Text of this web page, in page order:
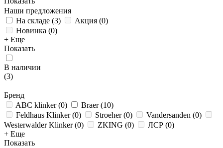
Наши предложения
На складе (3) Акция (0)
Новинка (0)
+ Еще
Показать
В наличии
(3)
Бренд
ABC klinker(0) Braer(10)
Feldhaus Klinker(0) Stroeher(0) Vandersanden (0)
Westerwalder Klinker(0) ZKING (0) ЛСР (0)
+ Еще
Показать